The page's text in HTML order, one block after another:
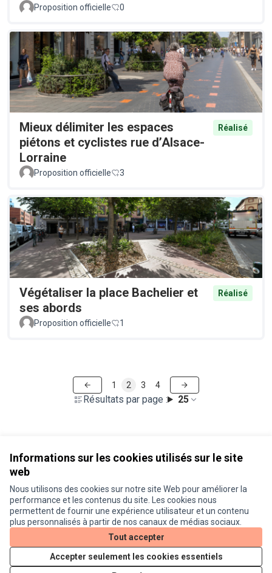
Informations sur les cookies utilisés sur le site
web
Nous utilisons des cookies sur notre site Web pour améliorer la
performance et les contenus du site. Les cookies nous
permettent de fournir une expérience utilisateur et un contenu
plus personnalisés à partir de nos canaux de médias sociaux.
Tout accepter
Accepter seulement les cookies essentiels
Proposition officielle 0
Mieux délimiter les espaces
piétons et cyclistes rue d’Alsace-
Lorraine
Réalisé
Proposition officielle 3
Végétaliser la place Bachelier et
ses abords
Réalisé
Proposition officielle 1
Résultats par page : 25
1 2 3 4
Conditions d'utilisation
Paramètres des cookies
Je participe ! sur X
(Lien externe)
Je participe ! sur Facebook
Je participe ! sur Instagram
Licence
(Lien